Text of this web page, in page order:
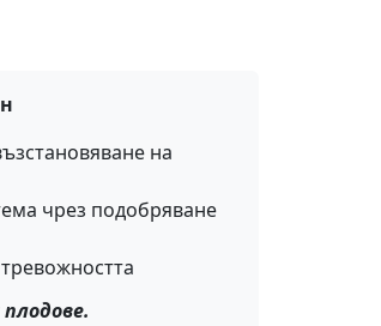
на
чрез подобряване
плодове.